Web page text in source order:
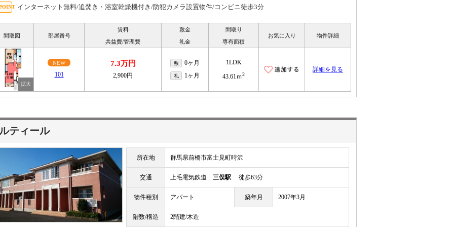
インターネット無料/追焚き・浴室乾燥機付き/防犯カメラ設置物件/コンビニ徒歩3分
間取図 部屋番号
賃料
共益費/管理費
敷金
礼金
間取り
専有面積
お気に入り 物件詳細
NEW
101
7.3万円
2,900円
敷 0ヶ月
礼 1ヶ月
1LDK
43.61ｍ2
詳細を見る
ティール
所在地 群馬県前橋市富士見町時沢
交通 上毛電気鉄道 三俣駅 徒歩63分
物件種別 アパート 築年月 2007年3月
階数/構造 2階建/木造